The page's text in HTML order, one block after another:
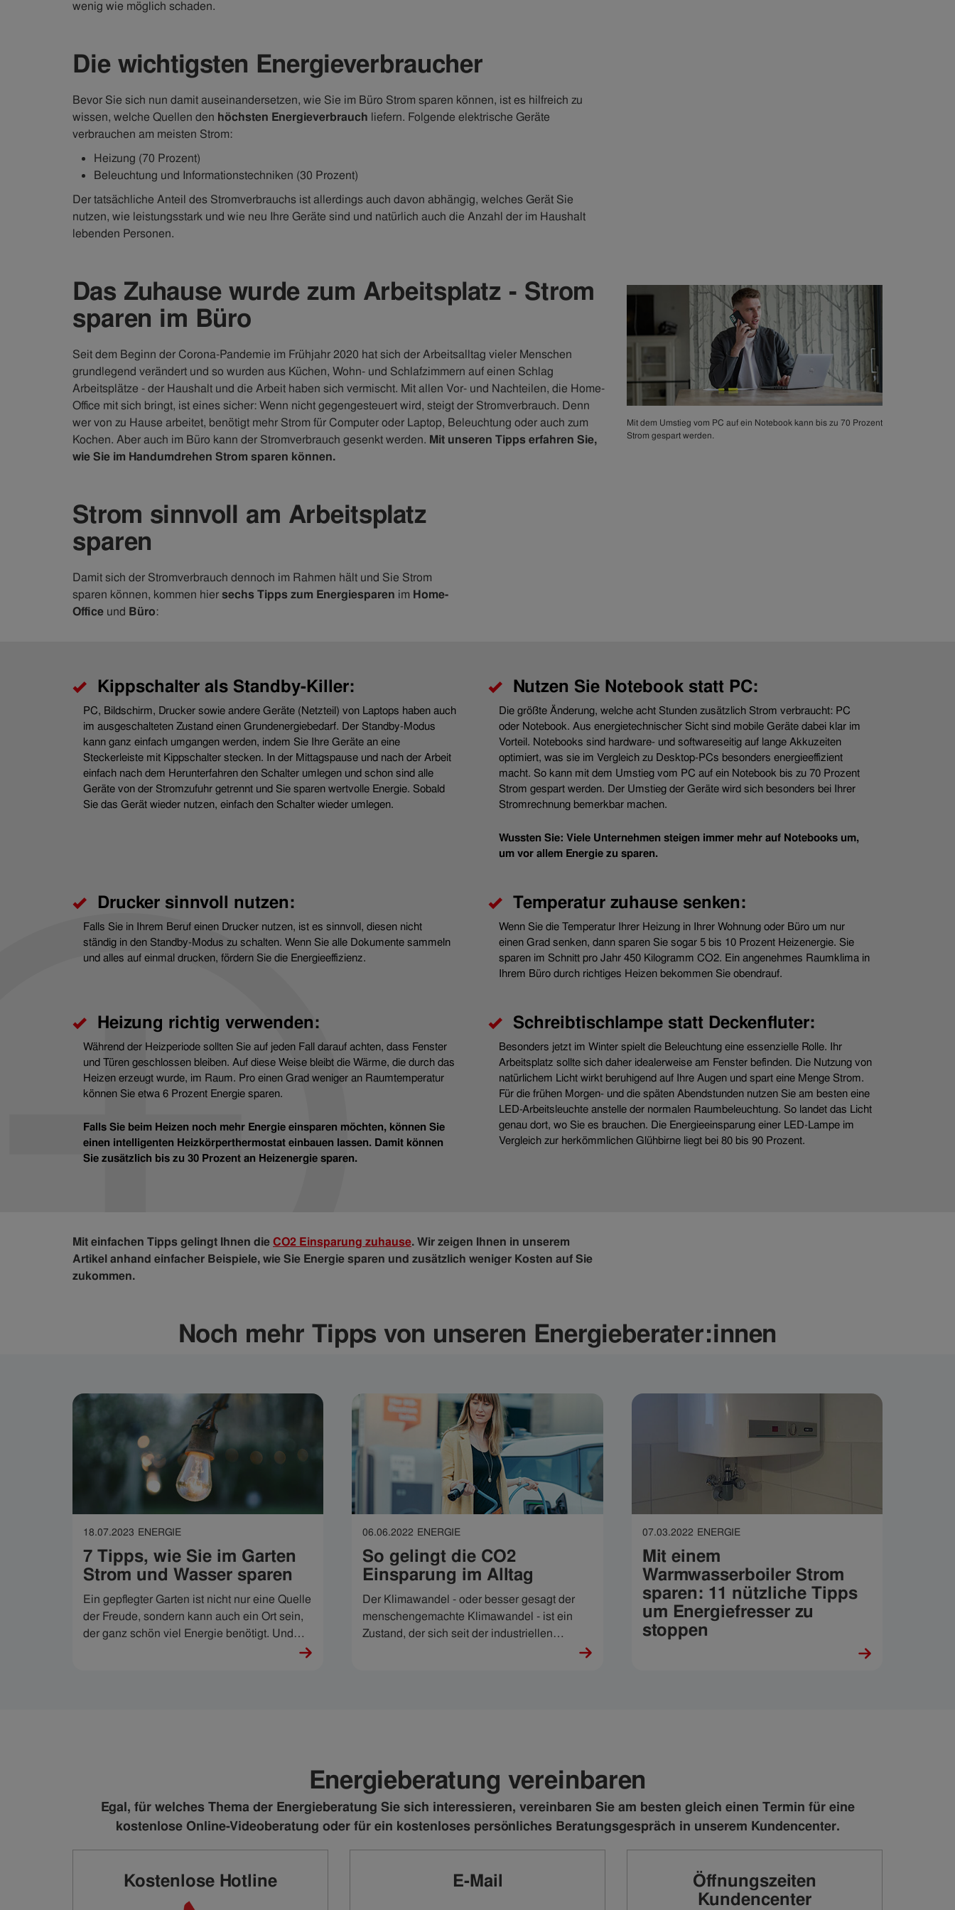
wenig wie möglich schaden.
Die wichtigsten Energieverbraucher
Bevor Sie sich nun damit auseinandersetzen, wie Sie im Büro Strom sparen können, ist es hilfreich zu
wissen, welche Quellen den höchsten Energieverbrauch liefern. Folgende elektrische Geräte
verbrauchen am meisten Strom:
Heizung (70 Prozent)
Beleuchtung und Informationstechniken (30 Prozent)
Der tatsächliche Anteil des Stromverbrauchs ist allerdings auch davon abhängig, welches Gerät Sie
nutzen, wie leistungsstark und wie neu Ihre Geräte sind und natürlich auch die Anzahl der im Haushalt
lebenden Personen.
Das Zuhause wurde zum Arbeitsplatz - Strom
sparen im Büro
Seit dem Beginn der Corona-Pandemie im Frühjahr 2020 hat sich der Arbeitsalltag vieler Menschen
grundlegend verändert und so wurden aus Küchen, Wohn- und Schlafzimmern auf einen Schlag
Arbeitsplätze - der Haushalt und die Arbeit haben sich vermischt. Mit allen Vor- und Nachteilen, die Home-
Office mit sich bringt, ist eines sicher: Wenn nicht gegengesteuert wird, steigt der Stromverbrauch. Denn
wer von zu Hause arbeitet, benötigt mehr Strom für Computer oder Laptop, Beleuchtung oder auch zum
Kochen. Aber auch im Büro kann der Stromverbrauch gesenkt werden. Mit unseren Tipps erfahren Sie,
wie Sie im Handumdrehen Strom sparen können.
Mit dem Umstieg vom PC auf ein Notebook kann bis zu 70 Prozent
Strom gespart werden.
Strom sinnvoll am Arbeitsplatz
sparen
Damit sich der Stromverbrauch dennoch im Rahmen hält und Sie Strom
sparen können, kommen hiersechs Tipps zum Energiesparen im Home-
Office und Büro:
Kippschalter als Standby-Killer:
PC, Bildschirm, Drucker sowie andere Geräte (Netzteil) von Laptops haben auch
im ausgeschalteten Zustand einen Grundenergiebedarf. Der Standby-Modus
kann ganz einfach umgangen werden, indem Sie Ihre Geräte an eine
Steckerleiste mit Kippschalter stecken. In der Mittagspause und nach der Arbeit
einfach nach dem Herunterfahren den Schalter umlegen und schon sind alle
Geräte von der Stromzufuhr getrennt und Sie sparen wertvolle Energie. Sobald
Sie das Gerät wieder nutzen, einfach den Schalter wieder umlegen.
Nutzen Sie Notebook statt PC:
Die größte Änderung, welche acht Stunden zusätzlich Strom verbraucht: PC
oder Notebook. Aus energietechnischer Sicht sind mobile Geräte dabei klar im
Vorteil. Notebooks sind hardware- und softwareseitig auf lange Akkuzeiten
optimiert, was sie im Vergleich zu Desktop-PCs besonders energieeffizient
macht. So kann mit dem Umstieg vom PC auf ein Notebook bis zu 70 Prozent
Strom gespart werden. Der Umstieg der Geräte wird sich besonders bei Ihrer
Stromrechnung bemerkbar machen.
Wussten Sie: Viele Unternehmen steigen immer mehr auf Notebooks um,
um vor allem Energie zu sparen.
Drucker sinnvoll nutzen:
Falls Sie in Ihrem Beruf einen Drucker nutzen, ist es sinnvoll, diesen nicht
ständig in den Standby-Modus zu schalten. Wenn Sie alle Dokumente sammeln
und alles auf einmal drucken, fördern Sie die Energieeffizienz.
Temperatur zuhause senken:
Wenn Sie die Temperatur Ihrer Heizung in Ihrer Wohnung oder Büro um nur
einen Grad senken, dann sparen Sie sogar 5 bis 10 Prozent Heizenergie. Sie
sparen im Schnitt pro Jahr 450 Kilogramm CO2. Ein angenehmes Raumklima in
Ihrem Büro durch richtiges Heizen bekommen Sie obendrauf.
Heizung richtig verwenden:
Während der Heizperiode sollten Sie auf jeden Fall darauf achten, dass Fenster
und Türen geschlossen bleiben. Auf diese Weise bleibt die Wärme, die durch das
Heizen erzeugt wurde, im Raum. Pro einen Grad weniger an Raumtemperatur
können Sie etwa 6 Prozent Energie sparen.
Falls Sie beim Heizen noch mehr Energie einsparen möchten, können Sie
einen intelligenten Heizkörperthermostat einbauen lassen. Damit können
Sie zusätzlich bis zu 30 Prozent an Heizenergie sparen.
Schreibtischlampe statt Deckenfluter:
Besonders jetzt im Winter spielt die Beleuchtung eine essenzielle Rolle. Ihr
Arbeitsplatz sollte sich daher idealerweise am Fenster befinden. Die Nutzung von
natürlichem Licht wirkt beruhigend auf Ihre Augen und spart eine Menge Strom.
Für die frühen Morgen- und die späten Abendstunden nutzen Sie am besten eine
LED-Arbeitsleuchte anstelle der normalen Raumbeleuchtung. So landet das Licht
genau dort, wo Sie es brauchen. Die Energieeinsparung einer LED-Lampe im
Vergleich zur herkömmlichen Glühbirne liegt bei 80 bis 90 Prozent.
Mit einfachen Tipps gelingt Ihnen dieCO2 Einsparung zuhause. Wir zeigen Ihnen in unserem
Artikel anhand einfacher Beispiele, wie Sie Energie sparen und zusätzlich weniger Kosten auf Sie
zukommen.
Noch mehr Tipps von unseren Energieberater:innen
18.07.2023 ENERGIE
7 Tipps, wie Sie im Garten
Strom und Wasser sparen
Ein gepflegter Garten ist nicht nur eine Quelle
der Freude, sondern kann auch ein Ort sein,
der ganz schön viel Energie benötigt. Und
06.06.2022 ENERGIE
So gelingt die CO2
Einsparung im Alltag
Der Klimawandel - oder besser gesagt der
menschengemachte Klimawandel - ist ein
Zustand, der sich seit der industriellen
07.03.2022 ENERGIE
Mit einem
Warmwasserboiler Strom
sparen: 11 nützliche Tipps
um Energiefresser zu
stoppen
Energieberatung vereinbaren
Egal, für welches Thema der Energieberatung Sie sich interessieren, vereinbaren Sie am besten gleich einen Termin für eine
kostenlose Online-Videoberatung oder für ein kostenloses persönliches Beratungsgespräch in unserem Kundencenter.
Kostenlose Hotline E-Mail
Öffnungszeiten
Kundencenter